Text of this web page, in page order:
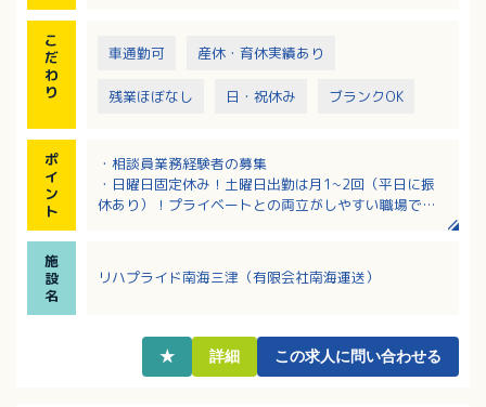
チ、口腔体操
（水分補給・休憩しながら）
午前12：15／午後16：45 お送り
こ
だ
わ
り
車通勤可 産休・育休実績あり
残業ほぼなし 日・祝休み ブランクOK
ポ
イ
ン
ト
・相談員業務経験者の募集
・日曜日固定休み！土曜日出勤は月1~2回（平日に振
休あり）！プライベートとの両立がしやすい職場で
スです！
・トレーニングによってできることが少しずつ増える
施
設
名
リハプライド南海三津（有限会社南海運送）
★ 詳細 この求人に問い合わせる